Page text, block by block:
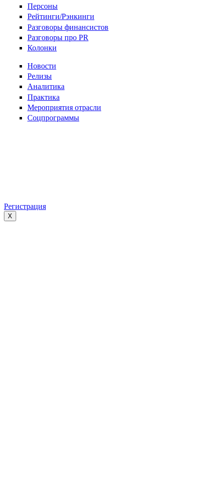
Персоны
Рейтинги/Рэнкинги
Разговоры финансистов
Разговоры про PR
Колонки
Новости
Релизы
Аналитика
Практика
Мероприятия отрасли
Соцпрограммы
Регистрация
X